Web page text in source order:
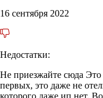
16 сентября 2022
Недостатки:
Не приезжайте сюда
первых, это даже не
которого даже ип нет.